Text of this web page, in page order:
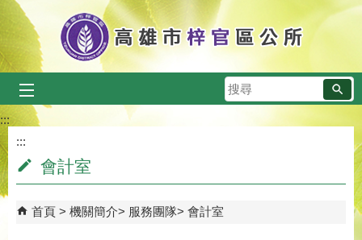
跳到主要內容區塊
搜
尋
:::
:::
會計室
首頁 機關簡介 服務團隊 會計室